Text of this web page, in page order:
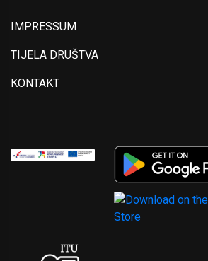
IMPRESSUM
TIJELA DRUŠTVA
KONTAKT